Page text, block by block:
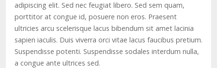
adipiscing elit. Sed nec feugiat libero. Sed sem quam,
porttitor at congue id, posuere non eros. Praesent
ultricies arcu scelerisque lacus bibendum sit amet lacinia
sapien iaculis. Duis viverra orci vitae lacus faucibus pretium.
Suspendisse potenti. Suspendisse sodales interdum nulla,
a congue ante ultrices sed.